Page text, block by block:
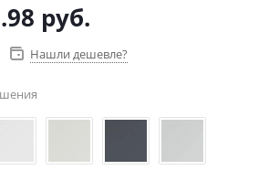
руб.
Нашли дешевле?